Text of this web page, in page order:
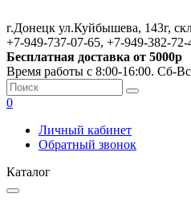
г.Донецк ул.Куйбышева, 143г,
+7-949-737-07-65, +7-949-382-
Бесплатная доставка от 5000р
Время работы с 8:00-16:00. Сб-
0
Личный кабинет
Обратный звонок
Каталог